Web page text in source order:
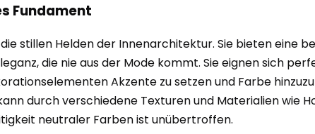
Fundament
stillen Helden der Innenarchitektur. Sie bieten eine
die nie aus der Mode kommt. Sie eignen sich
Akzente zu setzen und Farbe
durch verschiedene Texturen und Materialien wie
neutraler Farben ist unübertroffen.